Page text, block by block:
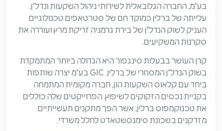
בע"מ, החברה הגלובאלית לשירותי ניהול השקעות ונדל"ן.
עלייתה של ברלין כמוקד חם של סטרטאפים טכנולוגיים
העניק לשוק הנדל"ן של בירת גרמניה זריקת מרץ ועוררה את
סקרנות המשקיעים.
קרן העושר בבעלות סינגפור היא הגדולה ביותר המתמקדת
בשוק הנדל"ן המסחרי של ברלין. GIC בע"מ יצרה שותפות
ביחד עם קלאוס השקעות הון, חברה מקומית המתמחה
בקניית נכסים הזקוקים לשיפוץ. הפרוייקטים שלה כוללים
את טכנוקמפוס ברלין, אשר הפך מתקנים תעשייתיים
מזדקנים בשכונת סימנסשטאדט לחלל משרדי.